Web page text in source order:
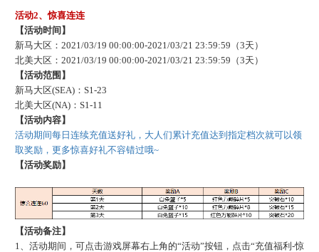
活动2、惊喜连连
【活动时间】
新马大区： 2021/03/19 00:00:00-2021/03/21 23:59:59（3天）
北美大区： 2021/03/19 00:00:00-2021/03/21 23:59:59（3天）
【活动范围】
新马大区(SEA)：S1-23
北美大区(NA)：S1-11
【活动内容】
活动期间每日连续充值送好礼，大人们累计充值达到指定档次就可以领
取奖励，更多惊喜好礼不容错过哦~
【活动奖励】
【活动备注】
1、活动期间，可点击游戏屏幕右上角的“活动”按钮，点击“充值福利-惊